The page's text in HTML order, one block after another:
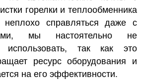
горелки и теплообменника
неплохо справляться даже с
мы настоятельно не
использовать, так как это
ресурс оборудования и
на его эффективности.